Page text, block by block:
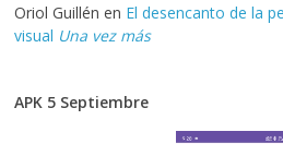
Oriol Guillén en El desencanto de la
visual Una vez más
APK 5 Septiembre